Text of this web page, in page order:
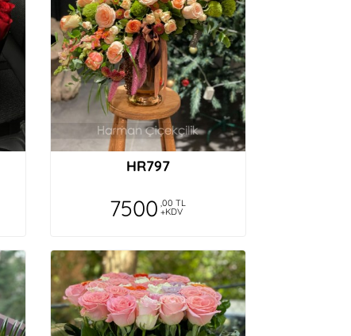
HR797
7500 ,00 TL
+KDV